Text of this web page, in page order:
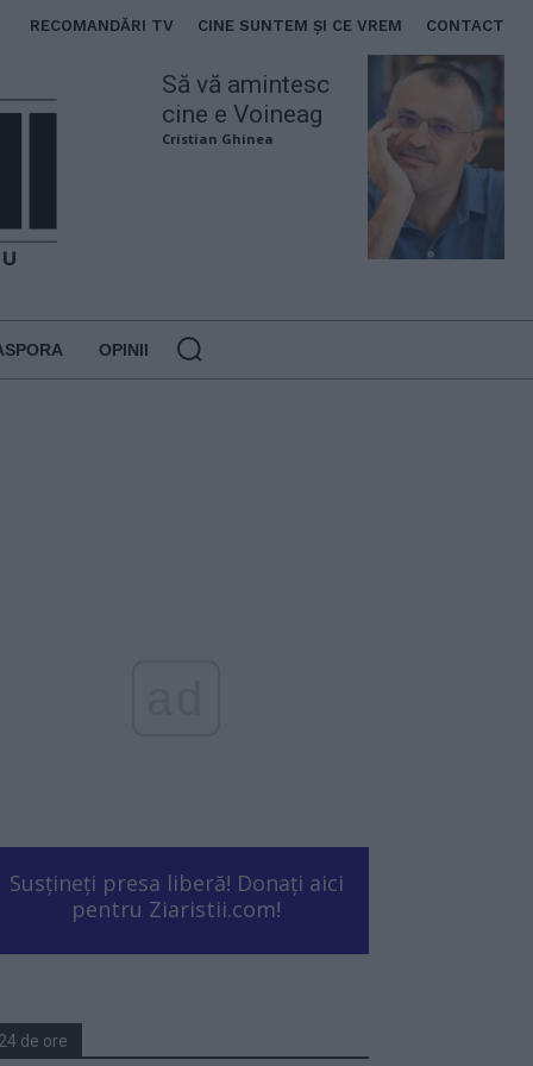
RECOMANDĂRI TV CINE SUNTEM ȘI CE VREM CONTACT
Să vă amintesc
cine e Voineag
Cristian Ghinea
OPINII
Susțineți presa liberă! Donați aici
pentru Ziaristii.com!
24 de ore